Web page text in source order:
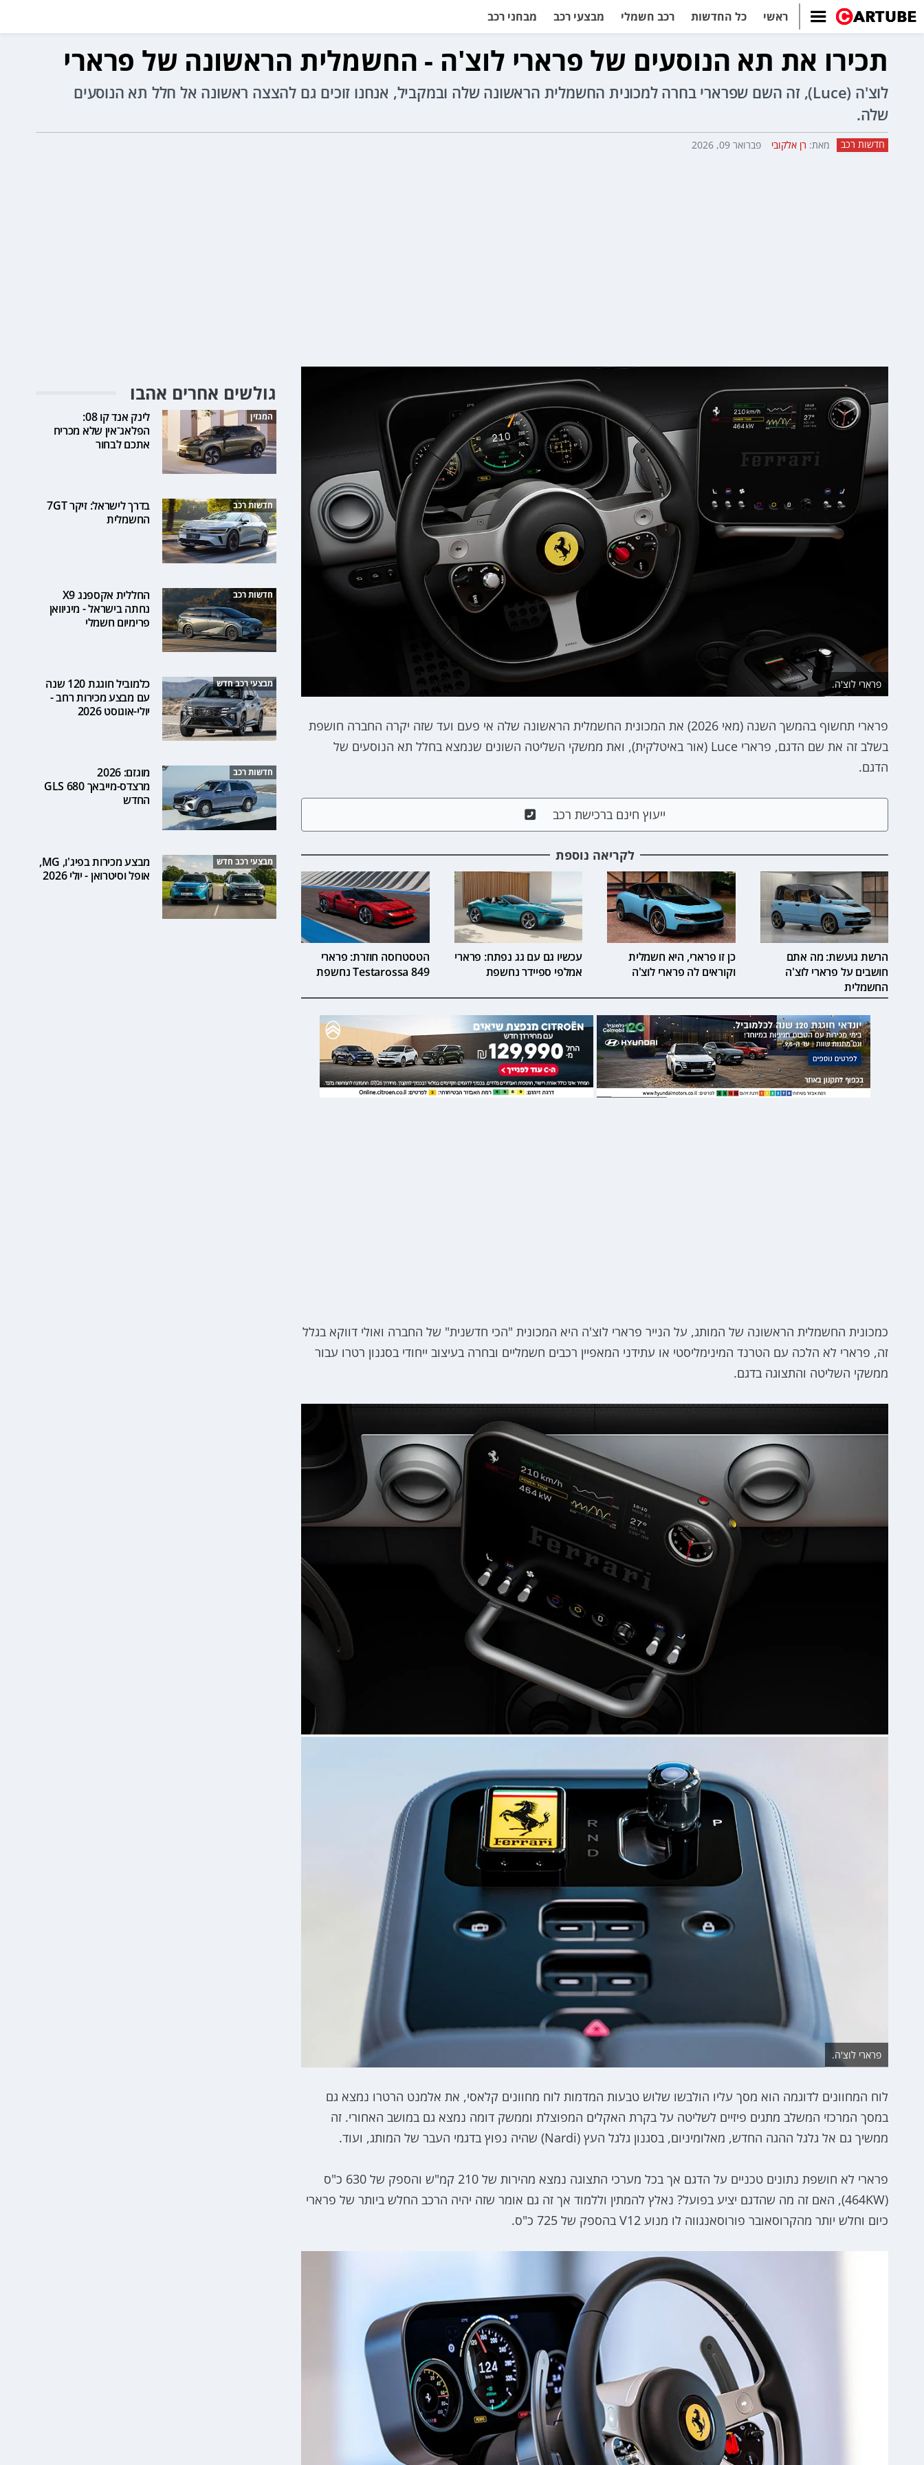
ראשי כל החדשות רכב חשמלי מבצעי רכב מבחני רכב
תכירו את תא הנוסעים של פרארי לוצ'ה - החשמלית הראשונה של פרארי
לוצ'ה (Luce), זה השם שפרארי בחרה למכונית החשמלית הראשונה שלה ובמקביל, אנחנו זוכים גם להצצה ראשונה אל חלל תא הנוסעים
שלה.
חדשות רכב מאת: רן אלקובי פברואר 09, 2026
פרארי לוצ'ה.
פרארי תחשוף בהמשך השנה (מאי 2026) את המכונית החשמלית הראשונה שלה אי פעם ועד שזה יקרה החברה חושפת
בשלב זה את שם הדגם, פרארי Luce (אור באיטלקית), ואת ממשקי השליטה השונים שנמצא בחלל תא הנוסעים של
הדגם.
ייעוץ חינם ברכישת רכב
לקריאה נוספת
הרשת גועשת: מה אתם
חושבים על פרארי לוצ'ה
החשמלית
כן זו פרארי, היא חשמלית
וקוראים לה פרארי לוצ'ה
עכשיו גם עם גג נפתח: פרארי
אמלפי ספיידר נחשפת
הטסטרוסה חוזרת: פרארי
849 Testarossa נחשפת
כמכונית החשמלית הראשונה של המותג, על הנייר פרארי לוצ'ה היא המכונית "הכי חדשנית" של החברה ואולי דווקא בגלל
זה, פרארי לא הלכה עם הטרנד המינימליסטי או עתידני המאפיין רכבים חשמליים ובחרה בעיצוב ייחודי בסגנון רטרו עבור
ממשקי השליטה והתצוגה בדגם.
פרארי לוצ'ה.
לוח המחוונים לדוגמה הוא מסך עליו הולבשו שלוש טבעות המדמות לוח מחוונים קלאסי, את אלמנט הרטרו נמצא גם
במסך המרכזי המשלב מתגים פיזיים לשליטה על בקרת האקלים המפוצלת וממשק דומה נמצא גם במושב האחורי. זה
ממשיך גם אל גלגל ההגה החדש, מאלומיניום, בסגנון גלגל העץ (Nardi) שהיה נפוץ בדגמי העבר של המותג, ועוד.
פרארי לא חושפת נתונים טכניים על הדגם אך בכל מערכי התצוגה נמצא מהירות של 210 קמ"ש והספק של 630 כ"ס
(464KW), האם זה מה שהדגם יציע בפועל? נאלץ להמתין וללמוד אך זה גם אומר שזה יהיה הרכב החלש ביותר של פרארי
כיום וחלש יותר מהקרוסאובר פורוסאנגווה לו מנוע V12 בהספק של 725 כ"ס.
גולשים אחרים אהבו
המגזין
לינק אנד קו 08:
הפלאג־אין שלא מכריח
אתכם לבחור
חדשות רכב
בדרך לישראל: זיקר 7GT
החשמלית
חדשות רכב
החללית אקספנג X9
נחתה בישראל - מיניוואן
פרימיום חשמלי
מבצעי רכב חדש
כלמוביל חוגגת 120 שנה
עם מבצע מכירות רחב -
יולי-אוגוסט 2026
חדשות רכב
מוגזם: 2026
מרצדס-מייבאך GLS 680
החדש
מבצעי רכב חדש
מבצע מכירות בפיג'ו, MG,
אופל וסיטרואן - יולי 2026